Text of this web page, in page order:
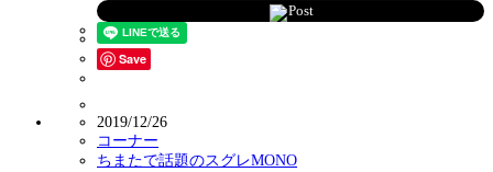
Post
Save
2019/12/26
コーナー
ちまたで話題のスグレMONO